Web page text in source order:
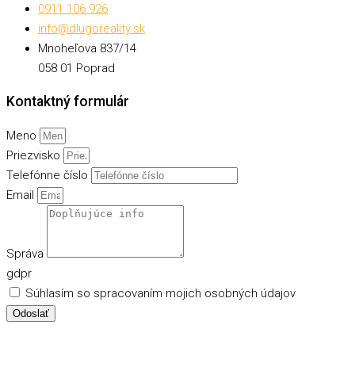
0911 106 926
info@dlugoreality.sk
Mnoheľova 837/14
058 01 Poprad
Kontaktný formulár
Meno
Priezvisko
Telefónne číslo
Email
Správa
gdpr
Súhlasím so spracovaním mojich osobných údajov
Odoslať